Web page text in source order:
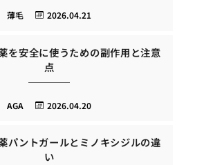
2026.04.21
薄毛
を安全に使うための副作用と注意
点
2026.04.20
AGA
パントガールとミノキシジルの違
い